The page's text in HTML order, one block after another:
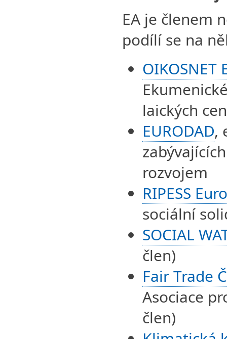
EA je členem
podílí se na
OIKOSNET
laických
EURODAD,
rozvojem
RIPESS
sociální
SOCIAL
člen)
Fair Trade
Asociace
člen)